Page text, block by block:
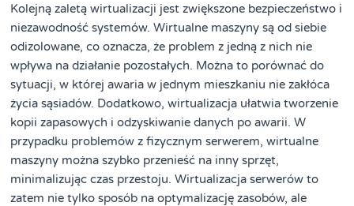
Kolejną zaletą wirtualizacji jest zwiększone bezpieczeństwo i
niezawodność systemów. Wirtualne maszyny są od siebie
odizolowane, co oznacza, że problem z jedną z nich nie
wpływa na działanie pozostałych. Można to porównać do
sytuacji, w której awaria w jednym mieszkaniu nie zakłóca
życia sąsiadów. Dodatkowo, wirtualizacja ułatwia tworzenie
kopii zapasowych i odzyskiwanie danych po awarii. W
przypadku problemów z fizycznym serwerem, wirtualne
maszyny można szybko przenieść na inny sprzęt,
minimalizując czas przestoju. Wirtualizacja serwerów to
zatem nie tylko sposób na optymalizację zasobów, ale